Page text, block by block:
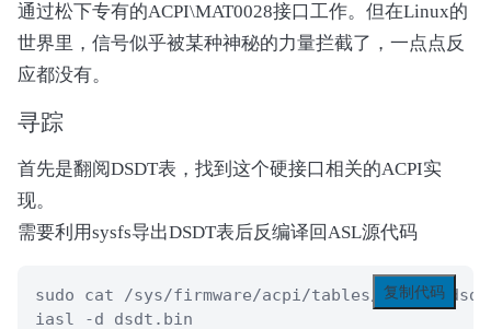
通过松下专有的ACPI\MAT0028接口工作。但在Linux的
世界里，信号似乎被某种神秘的力量拦截了，一点点反
应都没有。
寻踪
首先是翻阅DSDT表，找到这个硬接口相关的ACPI实
现。
需要利用sysfs导出DSDT表后反编译回ASL源代码
复制代码
sudo cat /sys/firmware/acpi/tables/DSDT >
iasl -d dsdt.bin